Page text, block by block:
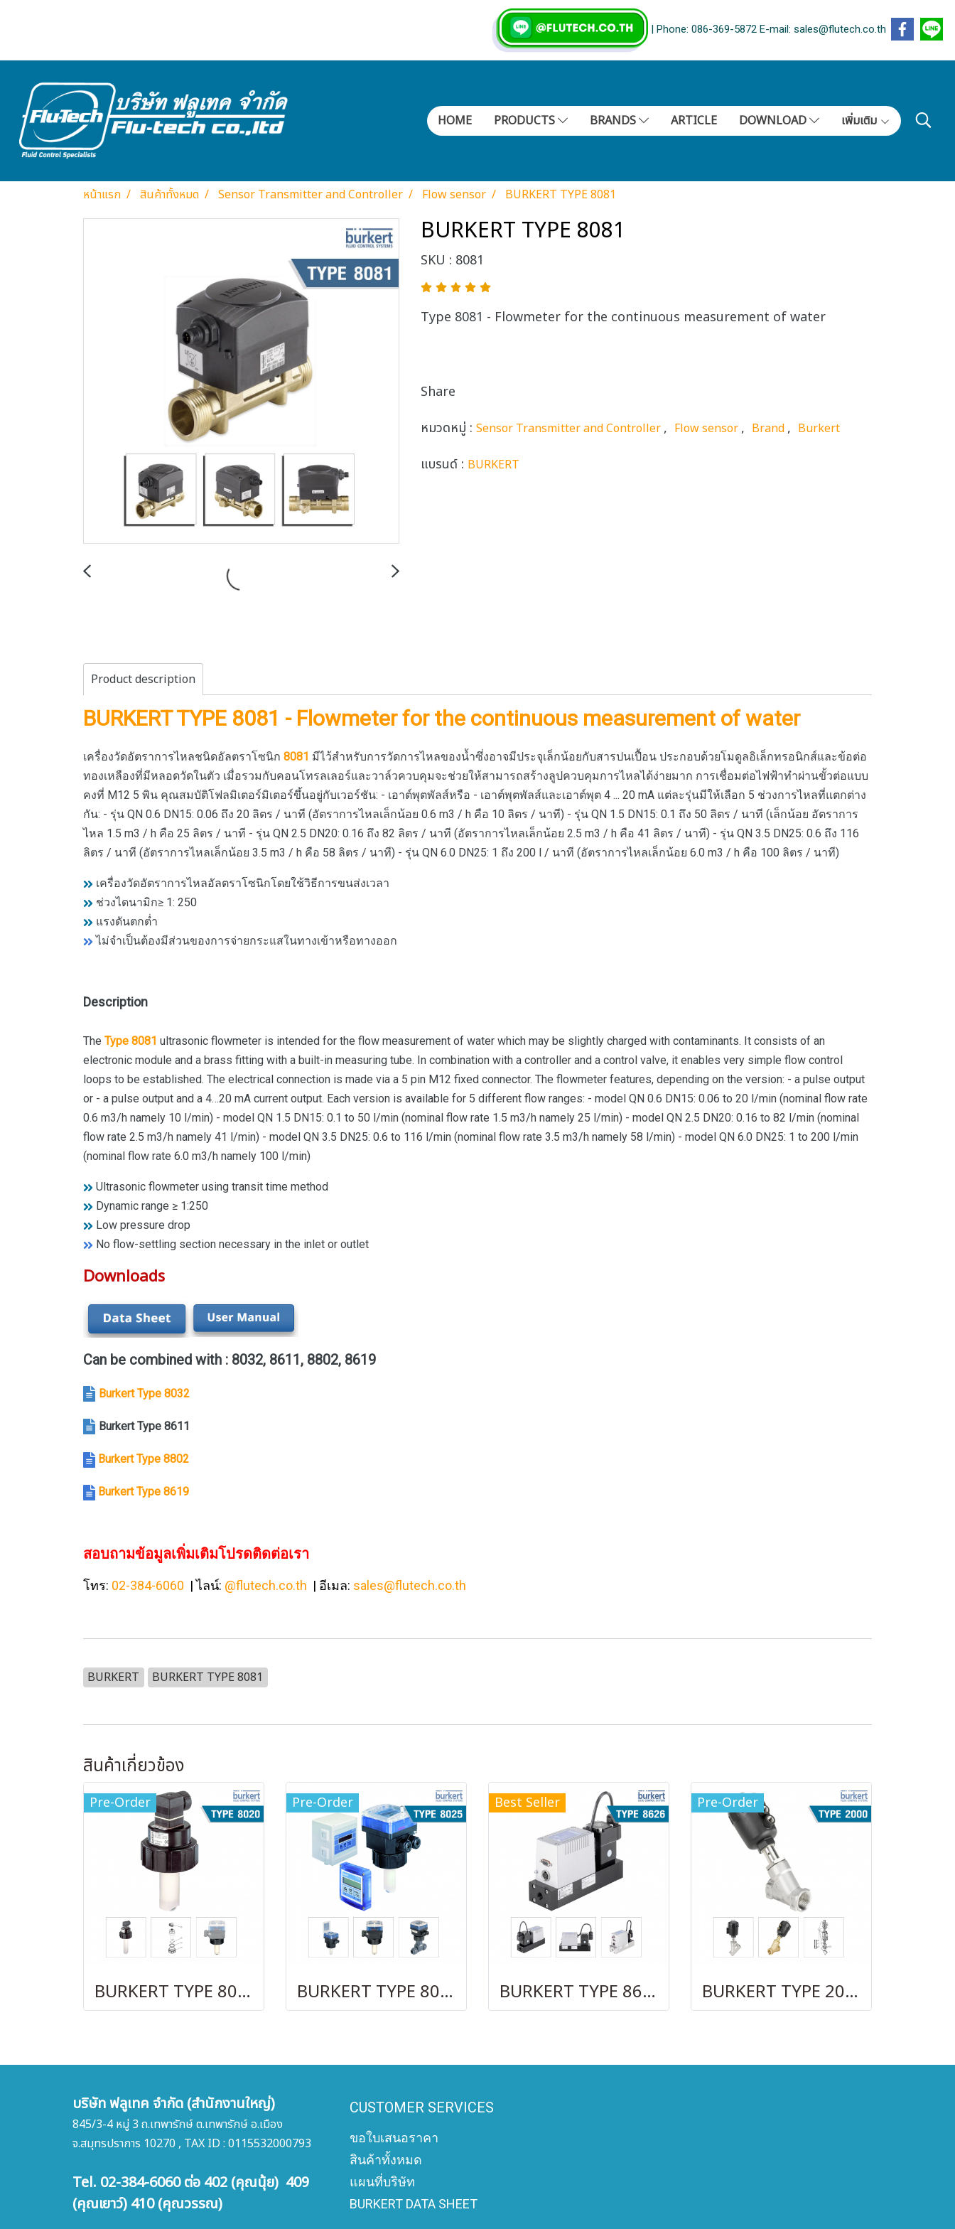
| Phone: 086-369-5872 E-mail: sales@flutech.co.th
HOME PRODUCTS BRANDS ARTICLE DOWNLOAD เพิ่มเติม
หน้าแรก สินค้าทั้งหมด Sensor Transmitter and Controller Flow sensor BURKERT TYPE 8081
BURKERT TYPE 8081
SKU : 8081
Type 8081 - Flowmeter for the continuous measurement of water
Share
หมวดหมู่ : Sensor Transmitter and Controller, Flow sensor, Brand, Burkert
แบรนด์ : BURKERT
Product description
BURKERT TYPE 8081 - Flowmeter for the continuous measurement of water
เครื่องวัดอัตราการไหลชนิดอัลตราโซนิก 8081 มีไว้สำหรับการวัดการไหลของน้ำซึ่งอาจมีประจุเล็กน้อยกับสารปนเปื้อน ประกอบด้วยโมดูลอิเล็กทรอนิกส์และข้อต่อ
ทองเหลืองที่มีหลอดวัดในตัว เมื่อรวมกับคอนโทรลเลอร์และวาล์วควบคุมจะช่วยให้สามารถสร้างลูปควบคุมการไหลได้ง่ายมาก การเชื่อมต่อไฟฟ้าทำผ่านขั้วต่อแบบ
คงที่ M12 5 พิน คุณสมบัติโฟลมิเตอร์มิเตอร์ขึ้นอยู่กับเวอร์ชัน: - เอาต์พุตพัลส์หรือ - เอาต์พุตพัลส์และเอาต์พุต 4 ... 20 mA แต่ละรุ่นมีให้เลือก 5 ช่วงการไหลที่แตกต่าง
กัน: - รุ่น QN 0.6 DN15: 0.06 ถึง 20 ลิตร / นาที (อัตราการไหลเล็กน้อย 0.6 m3 / h คือ 10 ลิตร / นาที) - รุ่น QN 1.5 DN15: 0.1 ถึง 50 ลิตร / นาที (เล็กน้อย อัตราการ
ไหล 1.5 m3 / h คือ 25 ลิตร / นาที - รุ่น QN 2.5 DN20: 0.16 ถึง 82 ลิตร / นาที (อัตราการไหลเล็กน้อย 2.5 m3 / h คือ 41 ลิตร / นาที) - รุ่น QN 3.5 DN25: 0.6 ถึง 116
ลิตร / นาที (อัตราการไหลเล็กน้อย 3.5 m3 / h คือ 58 ลิตร / นาที) - รุ่น QN 6.0 DN25: 1 ถึง 200 l / นาที (อัตราการไหลเล็กน้อย 6.0 m3 / h คือ 100 ลิตร / นาที)
เครื่องวัดอัตราการไหลอัลตราโซนิกโดยใช้วิธีการขนส่งเวลา
ช่วงไดนามิก≥ 1: 250
แรงดันตกต่ำ
ไม่จำเป็นต้องมีส่วนของการจ่ายกระแสในทางเข้าหรือทางออก
Description
The Type 8081 ultrasonic flowmeter is intended for the flow measurement of water which may be slightly charged with contaminants. It consists of an
electronic module and a brass fitting with a built-in measuring tube. In combination with a controller and a control valve, it enables very simple flow control
loops to be established. The electrical connection is made via a 5 pin M12 fixed connector. The flowmeter features, depending on the version: - a pulse output
or - a pulse output and a 4…20 mA current output. Each version is available for 5 different flow ranges: - model QN 0.6 DN15: 0.06 to 20 l/min (nominal flow rate
0.6 m3/h namely 10 l/min) - model QN 1.5 DN15: 0.1 to 50 l/min (nominal flow rate 1.5 m3/h namely 25 l/min) - model QN 2.5 DN20: 0.16 to 82 l/min (nominal
flow rate 2.5 m3/h namely 41 l/min) - model QN 3.5 DN25: 0.6 to 116 l/min (nominal flow rate 3.5 m3/h namely 58 l/min) - model QN 6.0 DN25: 1 to 200 l/min
(nominal flow rate 6.0 m3/h namely 100 l/min)
Ultrasonic flowmeter using transit time method
Dynamic range ≥ 1:250
Low pressure drop
No flow-settling section necessary in the inlet or outlet
Downloads
Can be combined with : 8032, 8611, 8802, 8619
Burkert Type 8032
Burkert Type 8611
Burkert Type 8802
Burkert Type 8619
สอบถามข้อมูลเพิ่มเติมโปรดติดต่อเรา
โทร: 02-384-6060 | ไลน์: @flutech.co.th | อีเมล: sales@flutech.co.th
BURKERT BURKERT TYPE 8081
สินค้าเกี่ยวข้อง
Pre-Order
BURKERT TYPE 8020
Pre-Order
BURKERT TYPE 8025
Best Seller
BURKERT TYPE 8626
Pre-Order
BURKERT TYPE 2000
บริษัท ฟลูเทค จำกัด (สำนักงานใหญ่)
845/3-4 หมู่ 3 ถ.เทพารักษ์ ต.เทพารักษ์ อ.เมือง
จ.สมุทรปราการ 10270 , TAX ID : 0115532000793
Tel. 02-384-6060 ต่อ 402 (คุณนุ้ย) 409
(คุณเยาว์) 410 (คุณวรรณ)
CUSTOMER SERVICES
ขอใบเสนอราคา
สินค้าทั้งหมด
แผนที่บริษัท
BURKERT DATA SHEET